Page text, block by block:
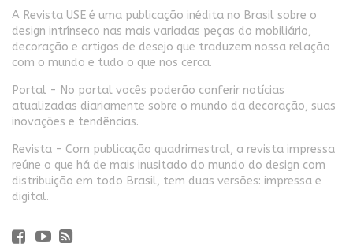
A Revista USE é uma publicação inédita no Brasil sobre o
design intrínseco nas mais variadas peças do mobiliário,
decoração e artigos de desejo que traduzem nossa relação
com o mundo e tudo o que nos cerca.
Portal - No portal vocês poderão conferir notícias
atualizadas diariamente sobre o mundo da decoração, suas
inovações e tendências.
Revista - Com publicação quadrimestral, a revista impressa
reúne o que há de mais inusitado do mundo do design com
distribuição em todo Brasil, tem duas versões: impressa e
digital.